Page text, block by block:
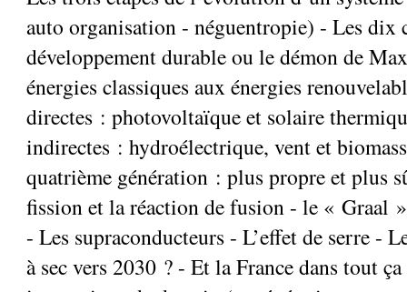
auto organisation - néguentropie) - Les dix
développement durable ou le démon de
énergies classiques aux énergies
directes : photovoltaïque et solaire
indirectes : hydroélectrique, vent et
quatrième génération : plus propre et plus
fission et la réaction de fusion - le « Graal
- Les supraconducteurs - L’effet de serre -
à sec vers 2030 ? - Et la France dans tout